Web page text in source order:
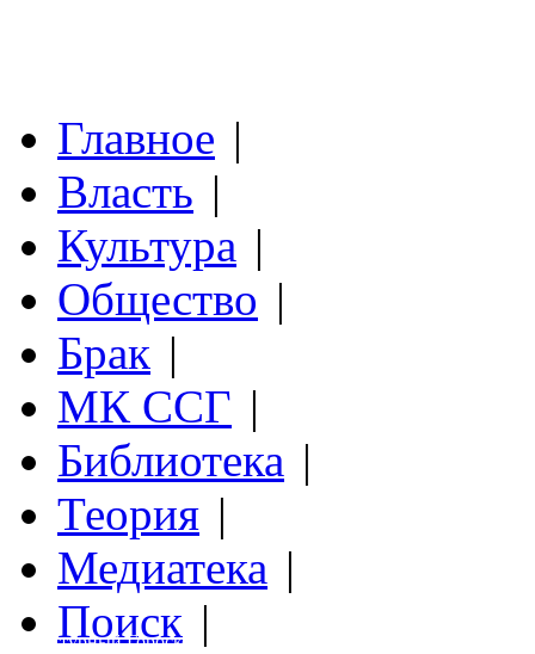
Главное |
Власть |
Культура |
Общество |
Брак |
МК ССГ |
Библиотека |
Теория |
Медиатека |
Поиск |
Структурный Гороскоп